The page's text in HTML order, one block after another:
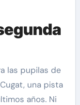
las pupilas de
una pista
años. Ni